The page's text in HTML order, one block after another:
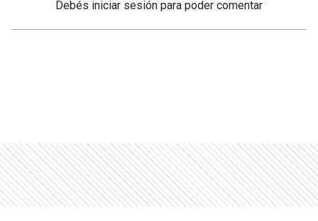
Debés iniciar sesión para poder comentar